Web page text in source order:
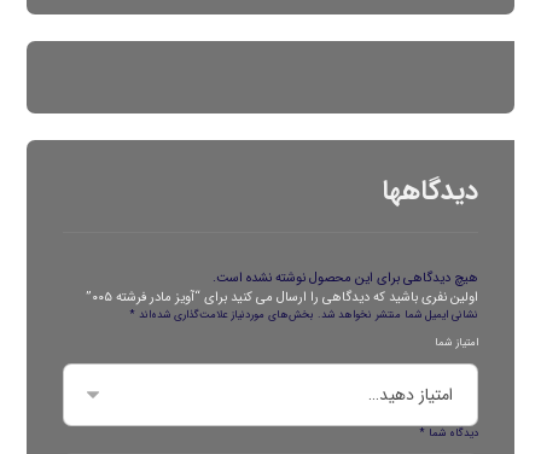
دیدگاهها
هیچ دیدگاهی برای این محصول نوشته نشده است.
اولین نفری باشید که دیدگاهی را ارسال می کنید برای “آویز مادر فرشته ۰۰۵”
نشانی ایمیل شما منتشر نخواهد شد. بخش‌های موردنیاز علامت‌گذاری شده‌اند*
امتیاز شما
دیدگاه شما*